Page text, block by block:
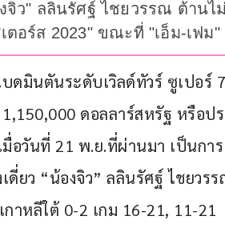
จิว" ลลินรัศฐ์ ไชยวรรณ ต้านไ
ตอร์ส 2023" ขณะที่ "เอ็ม-เฟ
ดมินตันระดับเวิลด์ทัวร์ ซูเปอร์
1,150,000 ดอลลาร์สหรัฐ หรือป
มื่อวันที่ 21 พ.ย.ที่ผ่านมา เป็นก
ดี่ยว “น้องจิว” ลลินรัศฐ์ ไชยวร
กาหลีใต้ 0-2 เกม 16-21, 11-21